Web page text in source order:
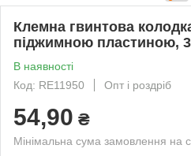
Клемна гвинтова
піджимною пластиною,
В наявності
Код: RE11950
Опт і роздріб
54,90 ₴
Мінімальна сума замовлення на